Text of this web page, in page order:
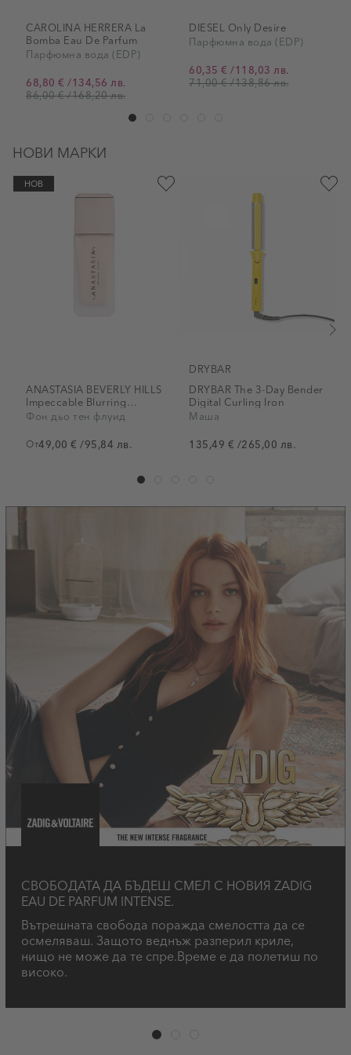
CAROLINA HERRERA La
Bomba Eau De Parfum
Парфюмна вода (EDP)
От
68,80 € /134,56 лв.
86,00 €/168,20 лв.
DIESEL Only Desire
Парфюмна вода (EDP)
От
60,35 € /118,03 лв.
71,00 €/138,86 лв.
НОВИ МАРКИ
НОВ
ANASTASIA BEVERLY HILLS
Impeccable Blurring
Second Skin Matte
Фон дьо тен флуид
От49,00 € /95,84 лв.
DRYBAR
DRYBAR The 3-Day Bender
Digital Curling Iron
Маша
135,49 € /265,00 лв.
СВОБОДАТА ДА БЪДЕШ СМЕЛ С НОВИЯ ZADIG
EAU DE PARFUM INTENSE.
Вътрешната свобода поражда смелостта да се
осмеляваш. Защото веднъж разперил криле,
нищо не може да те спре.Време е да полетиш по
високо.